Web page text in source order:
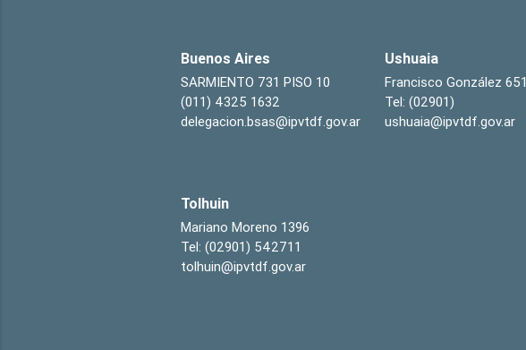
Buenos Aires
SARMIENTO 731 PISO 10
(011) 4325 1632
delegacion.bsas@ipvtdf.gov.ar
Ushuaia
Francisco González 651
Tel: (02901)
ushuaia@ipvtdf.gov.ar
Tolhuin
Mariano Moreno 1396
Tel: (02901) 542711
tolhuin@ipvtdf.gov.ar